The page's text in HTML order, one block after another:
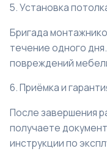
5. Установка
Бригада
течение одного
повреждений
6. Приёмка и
После завершения
получаете
инструкции по